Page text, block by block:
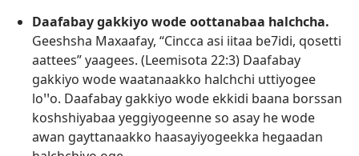
Daafabay gakkiyo wode oottanabaa halchcha.
Geeshsha Maxaafay, “Cincca asi iitaa be7idi, qosetti
aattees” yaagees. (Leemisota 22:3) Daafabay
gakkiyo wode waatanaakko halchchi uttiyogee
loꞌꞌo. Daafabay gakkiyo wode ekkidi baana borssan
koshshiyabaa yeggiyogeenne so asay he wode
awan gayttanaakko haasayiyogeekka hegaadan